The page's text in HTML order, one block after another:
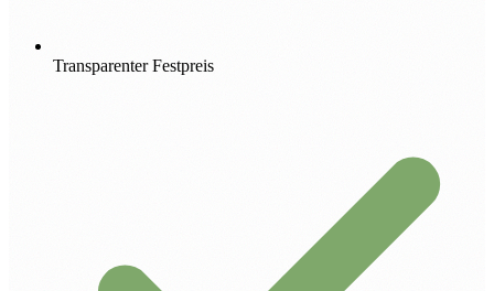
Transparenter Festpreis